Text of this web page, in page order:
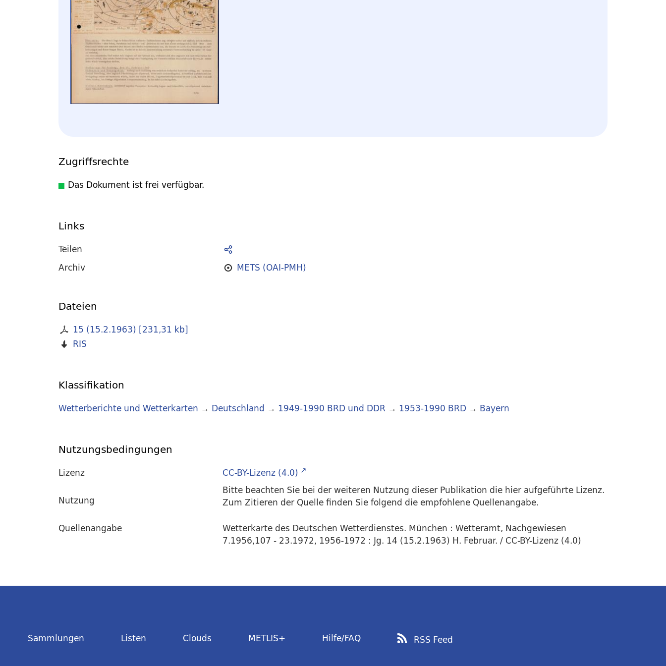
Zugriffsrechte
Das Dokument ist frei verfügbar.
Links
Teilen
Archiv
METS (OAI-PMH)
Dateien
15 (15.2.1963) [231,31 kb]
RIS
Klassifikation
Wetterberichte und Wetterkarten → Deutschland → 1949-1990 BRD und DDR → 1953-1990 BRD → Bayern
Nutzungsbedingungen
Lizenz
CC-BY-Lizenz (4.0)
Nutzung
Bitte beachten Sie bei der weiteren Nutzung dieser Publikation die hier aufgeführte Lizenz.
Zum Zitieren der Quelle finden Sie folgend die empfohlene Quellenangabe.
Quellenangabe
Wetterkarte des Deutschen Wetterdienstes. München : Wetteramt, Nachgewiesen
7.1956,107 - 23.1972, 1956-1972 : Jg. 14 (15.2.1963) H. Februar. / CC-BY-Lizenz (4.0)
Sammlungen Listen Clouds METLIS+ Hilfe/FAQ RSS Feed